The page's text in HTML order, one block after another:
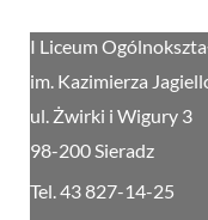
I Liceum
im. Kazimierza
ul. Żwirki i Wigury 3
98-200 Sieradz
Tel. 43 827-14-25